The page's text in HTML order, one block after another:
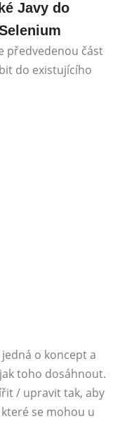
Javy do
předvedenou část
do existujícího
o koncept a
toho dosáhnout.
/ upravit tak, aby
se mohou u